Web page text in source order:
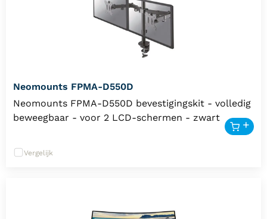
Neomounts FPMA-D550D
Neomounts FPMA-D550D bevestigingskit - volledig
beweegbaar - voor 2 LCD-schermen - zwart
Vergelijk